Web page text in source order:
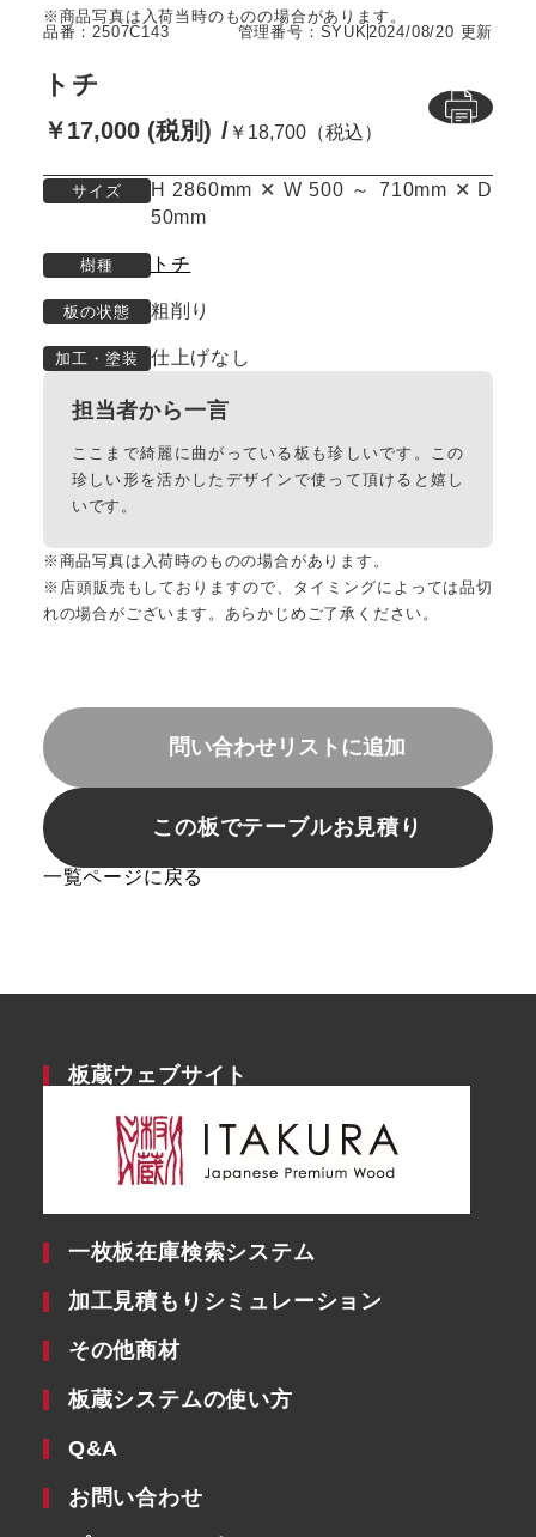
品番：2507C143 管理番号：SYUK2024/08/20 更新
トチ
￥17,000 (税別) ￥18,700（税込）
サイズ
H 2860mm ✕ W 500 ～ 710mm ✕ D
50mm
樹種 トチ
板の状態 粗削り
加工・塗装 仕上げなし
担当者から一言
ここまで綺麗に曲がっている板も珍しいです。この
珍しい形を活かしたデザインで使って頂けると嬉し
いです。
※商品写真は入荷時のものの場合があります。
※店頭販売もしておりますので、タイミングによっては品切
れの場合がございます。あらかじめご了承ください。
問い合わせリストに追加
この板でテーブルお見積り
一覧ページに戻る
板蔵ウェブサイト
一枚板在庫検索システム
加工見積もりシミュレーション
その他商材
板蔵システムの使い方
Q&A
お問い合わせ